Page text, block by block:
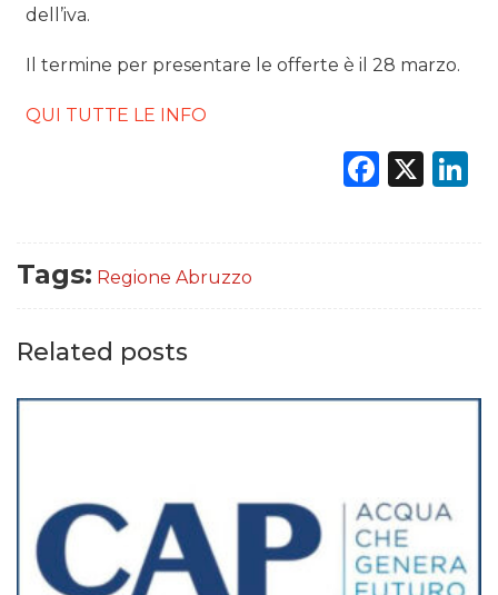
dell’iva.
Il termine per presentare le offerte è il 28 marzo.
QUI TUTTE LE INFO
X
Tags: Regione Abruzzo
Related posts